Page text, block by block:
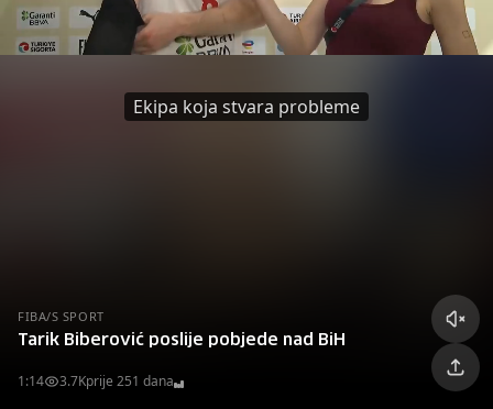
Ekipa koja stvara probleme
FIBA/S SPORT
Tarik Biberović poslije pobjede nad BiH
1:14 3.7Kprije 251 dana